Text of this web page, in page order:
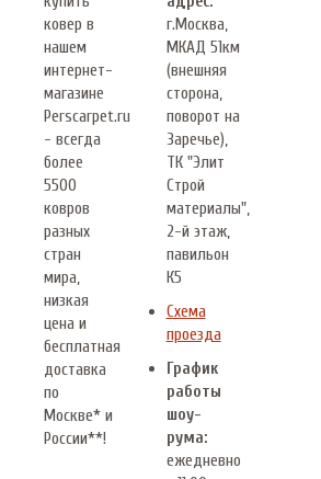
ковер в
нашем
интернет-
магазине
Perscarpet.ru
- всегда
более
5500
ковров
разных
стран
мира,
низкая
цена и
бесплатная
доставка
по
Москве* и
России**!
г.Москва
МКАД 51км
(внешняя
сторона,
поворот на
Заречье),
ТК "Элит
Строй
материалы",
2-й этаж,
павильон
К5
Схема
проезда
График
работы
шоу-
рума:
ежедневно